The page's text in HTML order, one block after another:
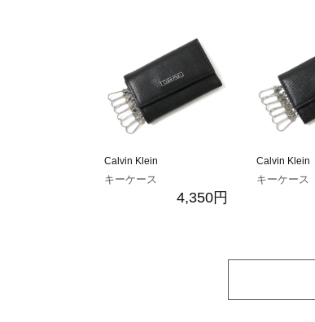
Calvin Klein
キーケース
4,350円
Calvin Klein
キーケース